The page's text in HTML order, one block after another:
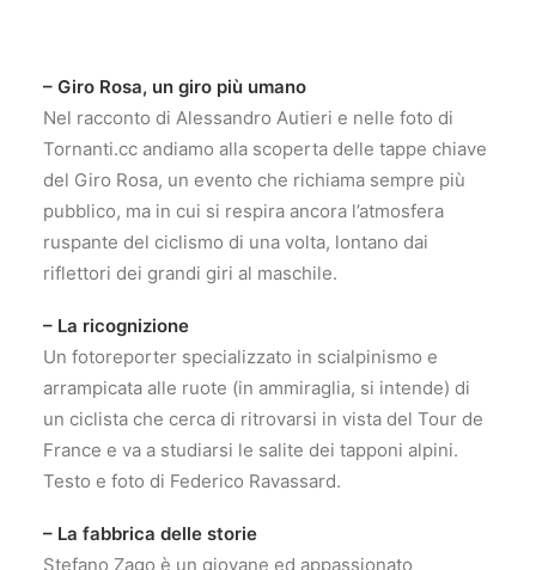
– Giro Rosa, un giro più umano
Nel racconto di Alessandro Autieri e nelle foto di
Tornanti.cc andiamo alla scoperta delle tappe chiave
del Giro Rosa, un evento che richiama sempre più
pubblico, ma in cui si respira ancora l’atmosfera
ruspante del ciclismo di una volta, lontano dai
riflettori dei grandi giri al maschile.
– La ricognizione
Un fotoreporter specializzato in scialpinismo e
arrampicata alle ruote (in ammiraglia, si intende) di
un ciclista che cerca di ritrovarsi in vista del Tour de
France e va a studiarsi le salite dei tapponi alpini.
Testo e foto di Federico Ravassard.
– La fabbrica delle storie
Stefano Zago è un giovane ed appassionato